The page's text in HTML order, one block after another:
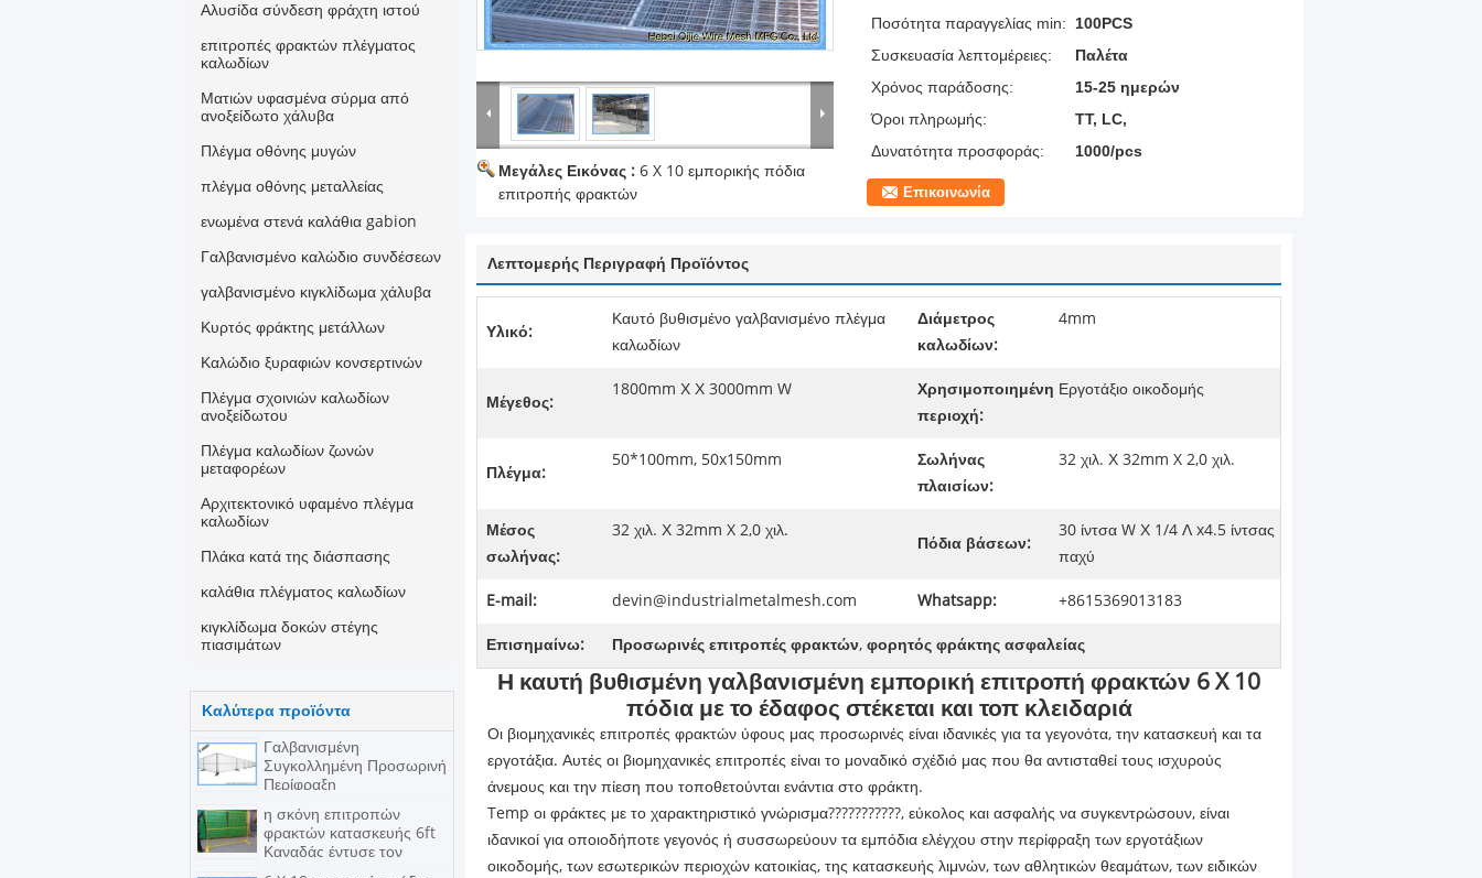
Αλυσίδα σύνδεση φράχτη ιστού
επιτροπές φρακτών πλέγματος
καλωδίων
Ματιών υφασμένα σύρμα από
ανοξείδωτο χάλυβα
Πλέγμα οθόνης μυγών
πλέγμα οθόνης μεταλλείας
ενωμένα στενά καλάθια gabion
Γαλβανισμένο καλώδιο συνδέσεων
γαλβανισμένο κιγκλίδωμα χάλυβα
Κυρτός φράκτης μετάλλων
Καλώδιο ξυραφιών κονσερτινών
Πλέγμα σχοινιών καλωδίων
ανοξείδωτου
Πλέγμα καλωδίων ζωνών
μεταφορέων
Αρχιτεκτονικό υφαμένο πλέγμα
καλωδίων
Πλάκα κατά της διάσπασης
καλάθια πλέγματος καλωδίων
κιγκλίδωμα δοκών στέγης
πιασιμάτων
Καλύτερα προϊόντα
Γαλβανισμένη
Συγκολλημένη Προσωρινή
Περίφραξη
η σκόνη επιτροπών
φρακτών κατασκευής 6ft
Καναδάς έντυσε τον
Μεγάλες Εικόνας : 6 X 10 εμπορικής πόδια
επιτροπής φρακτών
Ποσότητα παραγγελίας min:
100PCS
Συσκευασία λεπτομέρειες:
Παλέτα
Χρόνος παράδοσης:
15-25 ημερών
Όροι πληρωμής:
TT, LC,
Δυνατότητα προσφοράς:
1000/pcs
Επικοινωνία
Λεπτομερής Περιγραφή Προϊόντος
Υλικό:
Καυτό βυθισμένο γαλβανισμένο πλέγμα
καλωδίων
Διάμετρος
καλωδίων:
4mm
Μέγεθος:
1800mm Χ Χ 3000mm W
Χρησιμοποιημένη
περιοχή:
Εργοτάξιο οικοδομής
Πλέγμα:
50*100mm, 50x150mm
Σωλήνας
πλαισίων:
32 χιλ. Χ 32mm X 2,0 χιλ.
Μέσος
σωλήνας:
32 χιλ. Χ 32mm X 2,0 χιλ.
Πόδια βάσεων:
30 ίντσα W Χ 1/4 Λ x4.5 ίντσας
παχύ
E-mail: devin@industrialmetalmesh.com Whatsapp: +8615369013183
Επισημαίνω: Προσωρινές επιτροπές φρακτών, φορητός φράκτης ασφαλείας
Η καυτή βυθισμένη γαλβανισμένη εμπορική επιτροπή φρακτών 6 X 10
πόδια με το έδαφος στέκεται και τοπ κλειδαριά
Οι βιομηχανικές επιτροπές φρακτών ύφους μας προσωρινές είναι ιδανικές για τα γεγονότα, την κατασκευή και τα
εργοτάξια. Αυτές οι βιομηχανικές επιτροπές είναι το μοναδικό σχέδιό μας που θα αντισταθεί τους ισχυρούς
άνεμους και την πίεση που τοποθετούνται ενάντια στο φράκτη.
Temp οι φράκτες με το χαρακτηριστικό γνώρισμα???????????, εύκολος και ασφαλής να συγκεντρώσουν, είναι
ιδανικοί για οποιοδήποτε γεγονός ή συσσωρεύουν τα εμπόδια ελέγχου στην περίφραξη των εργοτάξιων
οικοδομής, των εσωτερικών περιοχών κατοικίας, της κατασκευής λιμνών, των αθλητικών θεαμάτων, των ειδικών